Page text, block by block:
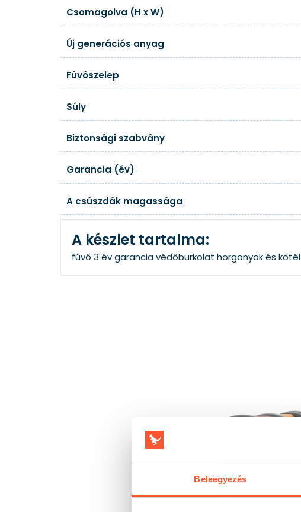
Beleegyezés
Csomagolva (H x W)
Új generációs anyag
Fúvószelep
Súly
Biztonsági szabvány
Garancia (év)
A csúszdák magassága
A készlet tartalma:
fúvó 3 év garanciavédőburkolat horgonyok és kötél